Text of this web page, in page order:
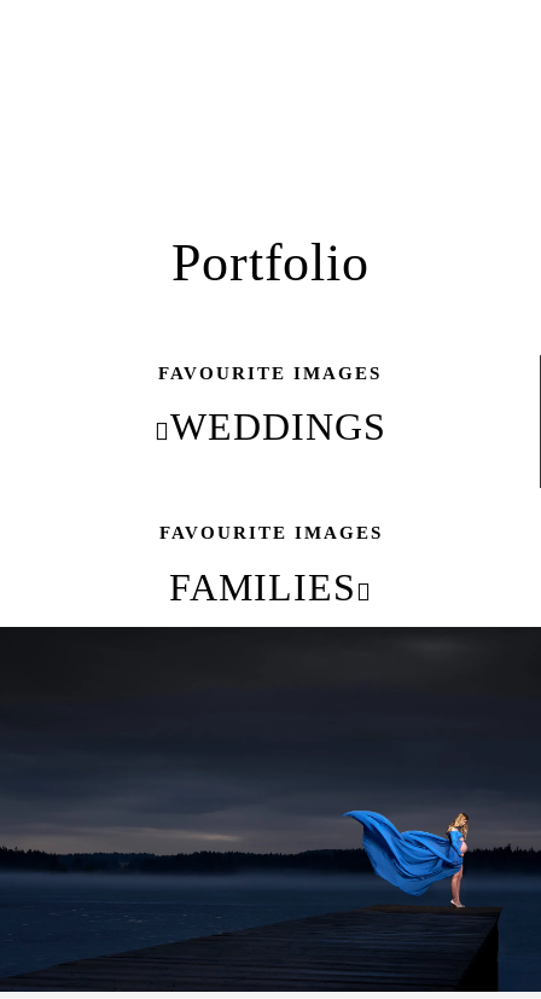
Portfolio
FAVOURITE IMAGES
WEDDINGS
FAVOURITE IMAGES
FAMILIES